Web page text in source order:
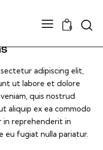
0
adipiscing elit,
ut labore et dolore
quis nostrud
aliquip ex ea commodo
in reprehenderit in
eu fugiat nulla pariatur.